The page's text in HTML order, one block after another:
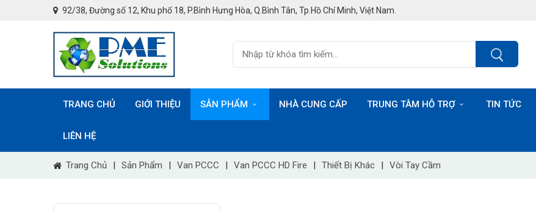
92/38, Đường số 12, Khu phố 18, P.Bình Hưng Hòa, Q.Bình Tân, Tp.Hồ Chí Minh, Việt Nam.
TRANG CHỦ GIỚI THIỆU SẢN PHẨM NHÀ CUNG CẤP TRUNG TÂM HỖ TRỢ TIN TỨC
LIÊN HỆ
Trang Chủ | Sản Phẩm | Van PCCC | Van PCCC HD Fire | Thiết Bị Khác | Vòi Tay Cầm